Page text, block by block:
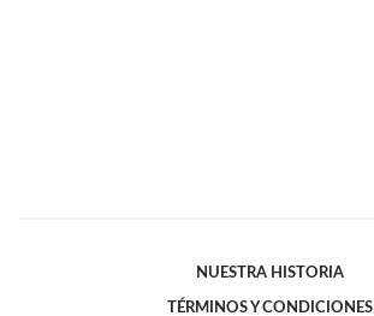
NUESTRA HISTORIA
TÉRMINOS Y CONDICIONES